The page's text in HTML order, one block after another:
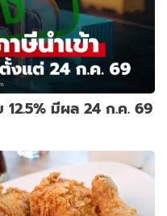
12.5% มีผล 24 ก.ค. 69